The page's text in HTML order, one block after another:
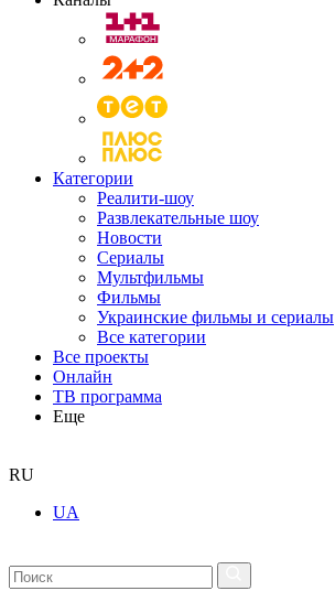
Категории
Реалити-шоу
Развлекательные шоу
Новости
Сериалы
Мультфильмы
Фильмы
Украинские фильмы и сериалы
Все категории
Все проекты
Онлайн
ТВ программа
Еще
RU
UA